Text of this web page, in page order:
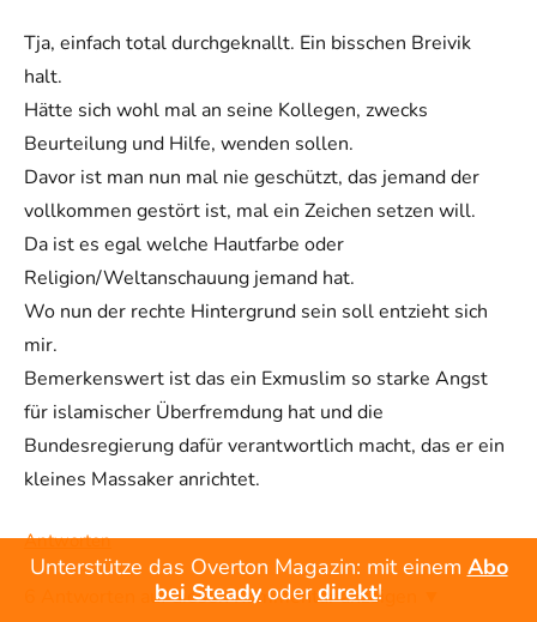
Tja, einfach total durchgeknallt. Ein bisschen Breivik
halt.
Hätte sich wohl mal an seine Kollegen, zwecks
Beurteilung und Hilfe, wenden sollen.
Davor ist man nun mal nie geschützt, das jemand der
vollkommen gestört ist, mal ein Zeichen setzen will.
Da ist es egal welche Hautfarbe oder
Religion/Weltanschauung jemand hat.
Wo nun der rechte Hintergrund sein soll entzieht sich
mir.
Bemerkenswert ist das ein Exmuslim so starke Angst
für islamischer Überfremdung hat und die
Bundesregierung dafür verantwortlich macht, das er ein
kleines Massaker anrichtet.
Antworten
6 Antworten auf diesen Kommentar anzeigen ▼
Unterstütze das Overton Magazin: mit einem Abo
bei Steady oderdirekt!